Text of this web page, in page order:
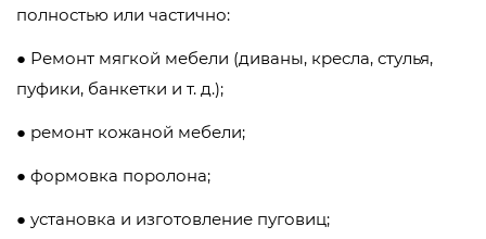
полностью или частично:
● Ремонт мягкой мебели (диваны, кресла, стулья,
пуфики, банкетки и т. д.);
● ремонт кожаной мебели;
● формовка поролона;
● установка и изготовление пуговиц;